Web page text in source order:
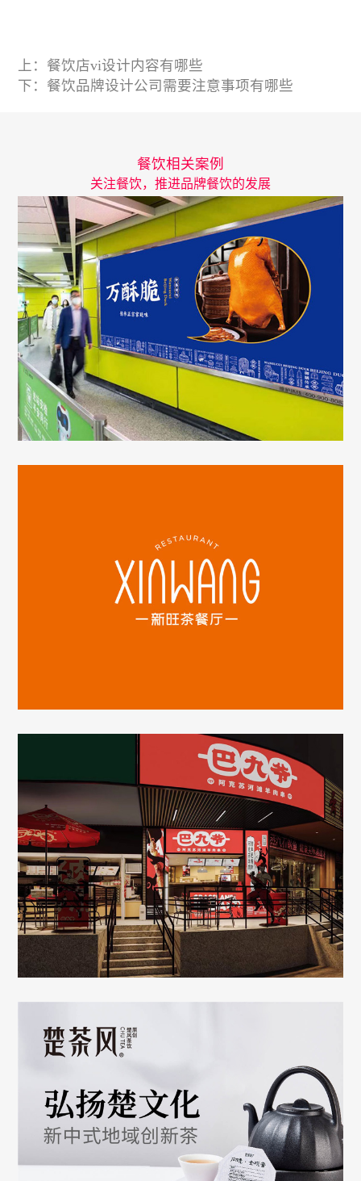
上： 餐饮店vi设计内容有哪些
下： 餐饮品牌设计公司需要注意事项有哪些
餐饮相关案例
关注餐饮，推进品牌餐饮的发展